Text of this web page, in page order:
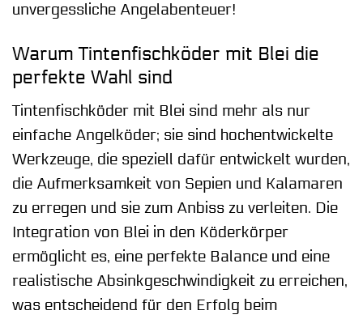
unvergessliche Angelabenteuer!
Warum Tintenfischköder mit Blei die
perfekte Wahl sind
Tintenfischköder mit Blei sind mehr als nur
einfache Angelköder; sie sind hochentwickelte
Werkzeuge, die speziell dafür entwickelt wurden,
die Aufmerksamkeit von Sepien und Kalamaren
zu erregen und sie zum Anbiss zu verleiten. Die
Integration von Blei in den Köderkörper
ermöglicht es, eine perfekte Balance und eine
realistische Absinkgeschwindigkeit zu erreichen,
was entscheidend für den Erfolg beim